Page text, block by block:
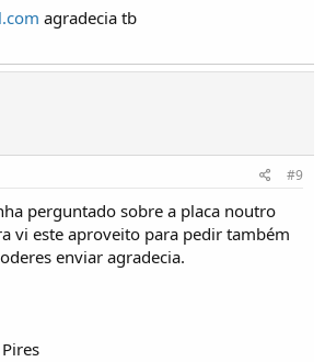
agradecia tb
#9
perguntado sobre a placa noutro
vi este aproveito para pedir também
enviar agradecia.